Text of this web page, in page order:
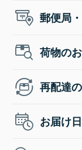
郵便局
荷物の
再配達
お届け